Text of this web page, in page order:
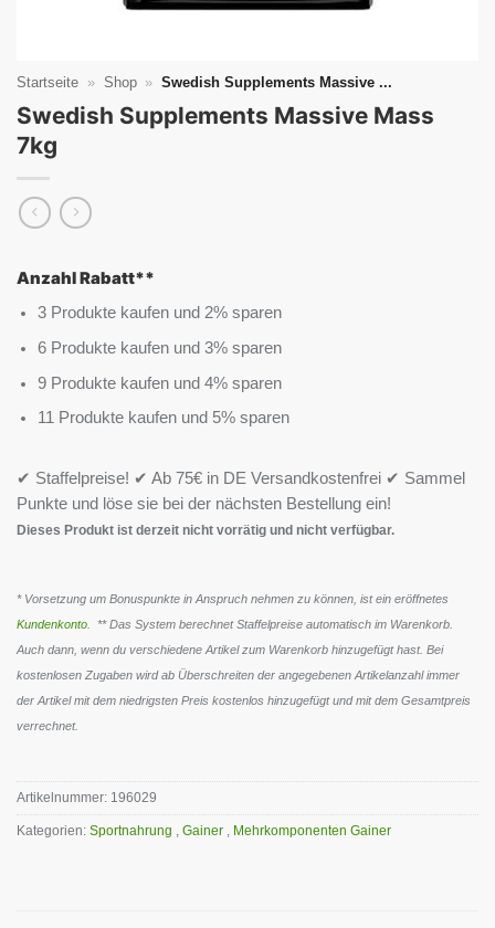
Startseite » Shop » Swedish Supplements Massive ...
Swedish Supplements Massive Mass
7kg
Anzahl Rabatt**
3 Produkte kaufen und 2% sparen
6 Produkte kaufen und 3% sparen
9 Produkte kaufen und 4% sparen
11 Produkte kaufen und 5% sparen
✔ Staffelpreise! ✔ Ab 75€ in DE Versandkostenfrei ✔ Sammel
Punkte und löse sie bei der nächsten Bestellung ein!
Dieses Produkt ist derzeit nicht vorrätig und nicht verfügbar.
* Vorsetzung um Bonuspunkte in Anspruch nehmen zu können, ist ein eröffnetes
Kundenkonto . ** Das System berechnet Staffelpreise automatisch im Warenkorb.
Auch dann, wenn du verschiedene Artikel zum Warenkorb hinzugefügt hast. Bei
kostenlosen Zugaben wird ab Überschreiten der angegebenen Artikelanzahl immer
der Artikel mit dem niedrigsten Preis kostenlos hinzugefügt und mit dem Gesamtpreis
verrechnet.
Artikelnummer: 196029
Kategorien: Sportnahrung Gainer Mehrkomponenten Gainer